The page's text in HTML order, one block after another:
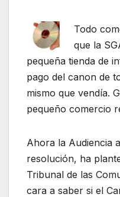
Todo
que la
pequeña tienda de
pago del canon de
mismo que vendía.
pequeño comercio
Ahora la Audiencia
resolución, ha
Tribunal de las
cara a saber si el